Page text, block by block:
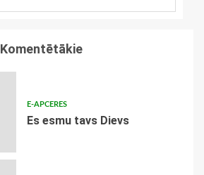
Komentētākie
E-APCERES
Es esmu tavs Dievs